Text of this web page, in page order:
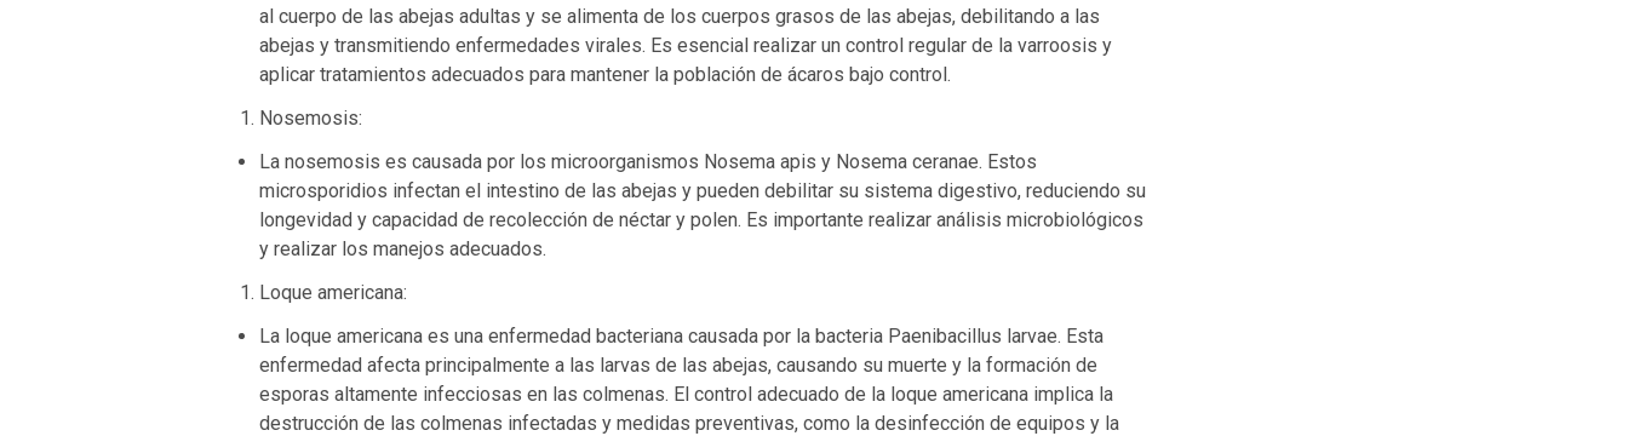
al cuerpo de las abejas adultas y se alimenta de los cuerpos grasos de las abejas, debilitando a las
abejas y transmitiendo enfermedades virales. Es esencial realizar un control regular de la varroosis y
aplicar tratamientos adecuados para mantener la población de ácaros bajo control.
Nosemosis:
La nosemosis es causada por los microorganismos Nosema apis y Nosema ceranae. Estos
microsporidios infectan el intestino de las abejas y pueden debilitar su sistema digestivo, reduciendo su
longevidad y capacidad de recolección de néctar y polen. Es importante realizar análisis microbiológicos
y realizar los manejos adecuados.
Loque americana:
La loque americana es una enfermedad bacteriana causada por la bacteria Paenibacillus larvae. Esta
enfermedad afecta principalmente a las larvas de las abejas, causando su muerte y la formación de
esporas altamente infecciosas en las colmenas. El control adecuado de la loque americana implica la
destrucción de las colmenas infectadas y medidas preventivas, como la desinfección de equipos y la